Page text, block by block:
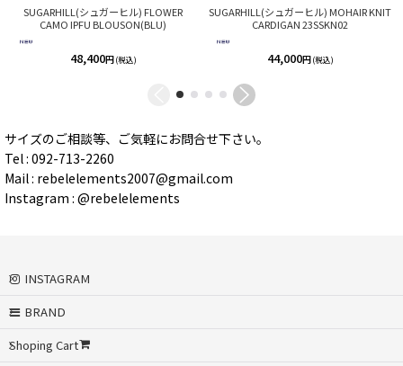
SUGARHILL(シュガーヒル) FLOWER
CAMO IPFU BLOUSON(BLU)
48,400円 (税込)
SUGARHILL(シュガーヒル) MOHAIR KNIT
CARDIGAN 23SSKN02
44,000円 (税込)
サイズのご相談等、ご気軽にお問合せ下さい。
Tel : 092-713-2260
Mail : rebelelements2007@gmail.com
Instagram : @rebelelements
INSTAGRAM
BRAND
Shoping Cart